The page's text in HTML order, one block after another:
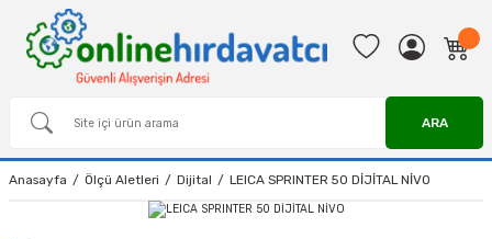
ARA
Anasayfa Ölçü Aletleri Dijital LEICA SPRINTER 50 DİJİTAL NİVO